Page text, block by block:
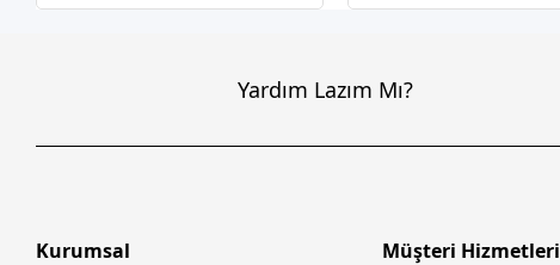
Yardım Lazım Mı?
Kurumsal Müşteri Hizmetleri